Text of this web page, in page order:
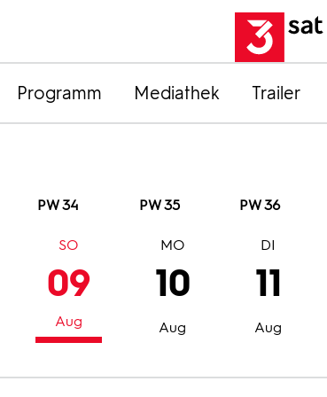
Programm Mediathek Trailer
PW 34 PW 35 PW 36
09
Aug
SO
10
Aug
MO
11
Aug
DI